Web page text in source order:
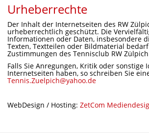
Urheberrechte
Der Inhalt der Internetseiten des RW
urheberrechtlich geschützt. Die
Informationen oder Daten, insbesondere
Texten, Textteilen oder Bildmaterial
Zustimmungen des Tennisclub RW Zülpich
Falls Sie Anregungen, Kritik oder sonstige
Internetseiten haben, so schreiben Sie
Tennis.Zuelpich@yahoo.de
WebDesign / Hosting: ZetCom